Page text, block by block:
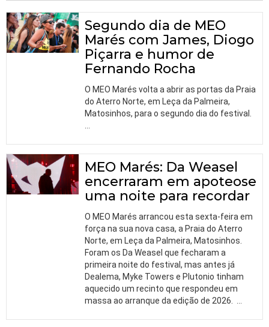
Segundo dia de MEO
Marés com James, Diogo
Piçarra e humor de
Fernando Rocha
O MEO Marés volta a abrir as portas da Praia
do Aterro Norte, em Leça da Palmeira,
Matosinhos, para o segundo dia do festival.
MEO Marés: Da Weasel
encerraram em apoteose
uma noite para recordar
O MEO Marés arrancou esta sexta-feira em
força na sua nova casa, a Praia do Aterro
Norte, em Leça da Palmeira, Matosinhos.
Foram os Da Weasel que fecharam a
primeira noite do festival, mas antes já
Dealema, Myke Towers e Plutonio tinham
aquecido um recinto que respondeu em
massa ao arranque da edição de 2026.